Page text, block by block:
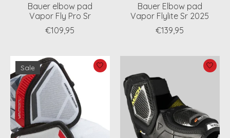
Bauer elbow pad
Vapor Fly Pro Sr
€109,95
Bauer Elbow pad
Vapor Flylite Sr 2025
€139,95
Sale